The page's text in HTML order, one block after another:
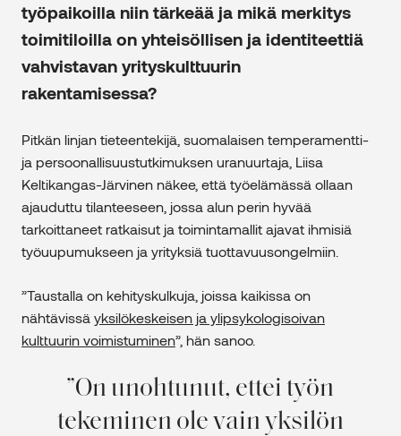
työpaikoilla niin tärkeää ja mikä merkitys
toimitiloilla on yhteisöllisen ja identiteettiä
vahvistavan yrityskulttuurin
rakentamisessa?
Pitkän linjan tieteentekijä, suomalaisen temperamentti-
ja persoonallisuustutkimuksen uranuurtaja, Liisa
Keltikangas-Järvinen näkee, että työelämässä ollaan
ajauduttu tilanteeseen, jossa alun perin hyvää
tarkoittaneet ratkaisut ja toimintamallit ajavat ihmisiä
työuupumukseen ja yrityksiä tuottavuusongelmiin.
”Taustalla on kehityskulkuja, joissa kaikissa on
nähtävissä yksilökeskeisen ja ylipsykologisoivan
kulttuurin voimistuminen”, hän sanoo.
On unohtunut, ettei työn
tekeminen ole vain yksilön